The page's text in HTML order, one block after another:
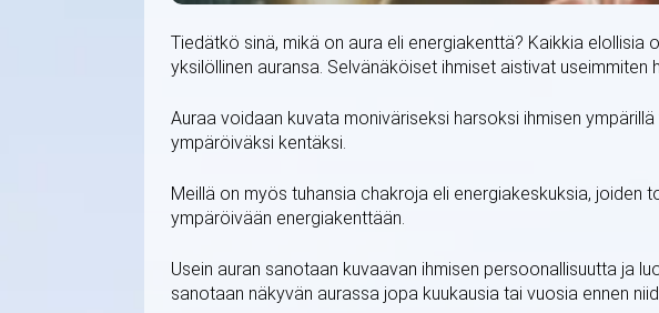
Tiedätkö sinä, mikä on aura eli energiakenttä? Kaikkia elollisia
yksilöllinen auransa. Selvänäköiset ihmiset aistivat useimmiten
Auraa voidaan kuvata moniväriseksi harsoksi ihmisen
ympäröiväksi kentäksi.
Meillä on myös tuhansia chakroja eli energiakeskuksia, joiden
ympäröivään energiakenttään.
Usein auran sanotaan kuvaavan ihmisen persoonallisuutta ja
sanotaan näkyvän aurassa jopa kuukausia tai vuosia ennen